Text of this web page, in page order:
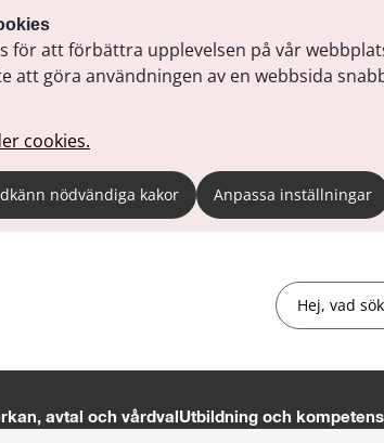
för att förbättra upplevelsen på vår
att göra användningen av en webbsida
cookies.
nödvändiga kakor Anpassa inställningar
Sök
avtal och vårdval Utbildning och